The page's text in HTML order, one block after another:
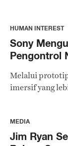
HUMAN INTEREST
Sony
Pengontrol
Melalui
imersif yang
MEDIA
Jim Ryan